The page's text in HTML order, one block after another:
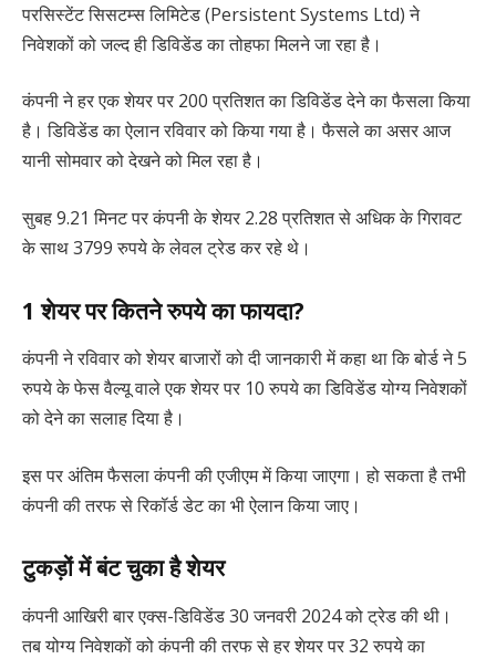
परसिस्टेंट सिसटम्स लिमिटेड (Persistent Systems Ltd) ने
निवेशकों को जल्द ही डिविडेंड का तोहफा मिलने जा रहा है।
कंपनी ने हर एक शेयर पर 200 प्रतिशत का डिविडेंड देने का फैसला किया
है। डिविडेंड का ऐलान रविवार को किया गया है। फैसले का असर आज
यानी सोमवार को देखने को मिल रहा है।
सुबह 9.21 मिनट पर कंपनी के शेयर 2.28 प्रतिशत से अधिक के गिरावट
के साथ 3799 रुपये के लेवल ट्रेड कर रहे थे।
1 शेयर पर कितने रुपये का फायदा?
कंपनी ने रविवार को शेयर बाजारों को दी जानकारी में कहा था कि बोर्ड ने 5
रुपये के फेस वैल्यू वाले एक शेयर पर 10 रुपये का डिविडेंड योग्य निवेशकों
को देने का सलाह दिया है।
इस पर अंतिम फैसला कंपनी की एजीएम में किया जाएगा। हो सकता है तभी
कंपनी की तरफ से रिकॉर्ड डेट का भी ऐलान किया जाए।
टुकड़ों में बंट चुका है शेयर
कंपनी आखिरी बार एक्स-डिविडेंड 30 जनवरी 2024 को ट्रेड की थी।
तब योग्य निवेशकों को कंपनी की तरफ से हर शेयर पर 32 रुपये का